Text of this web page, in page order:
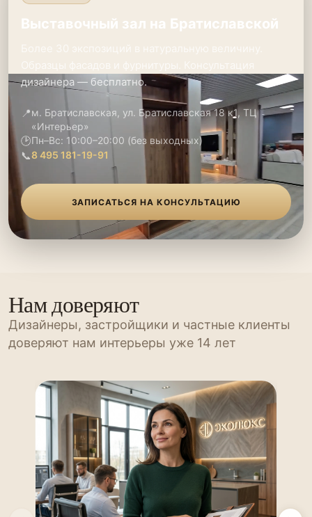
Выставочный зал на Братиславской
дизайнера — бесплатно.
📍м. Братиславская, ул. Братиславская 18 к1, ТЦ
«Интерьер»
🕑Пн–Вс: 10:00–20:00 (без выходных)
📞8 495 181-19-91
ЗАПИСАТЬСЯ НА КОНСУЛЬТАЦИЮ
Нам доверяют
Дизайнеры, застройщики и частные клиенты
доверяют нам интерьеры уже 14 лет